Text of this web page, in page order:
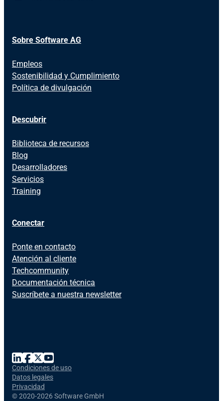
Sobre Software AG
Empleos
Sostenibilidad y Cumplimiento
Política de divulgación
Descubrir
Biblioteca de recursos
Blog
Desarrolladores
Servicios
Training
Conectar
Ponte en contacto
Atención al cliente
Techcommunity
Documentación técnica
Suscríbete a nuestra newsletter
©2020-2026 Software GmbH
Condiciones de uso
Datos legales
Privacidad